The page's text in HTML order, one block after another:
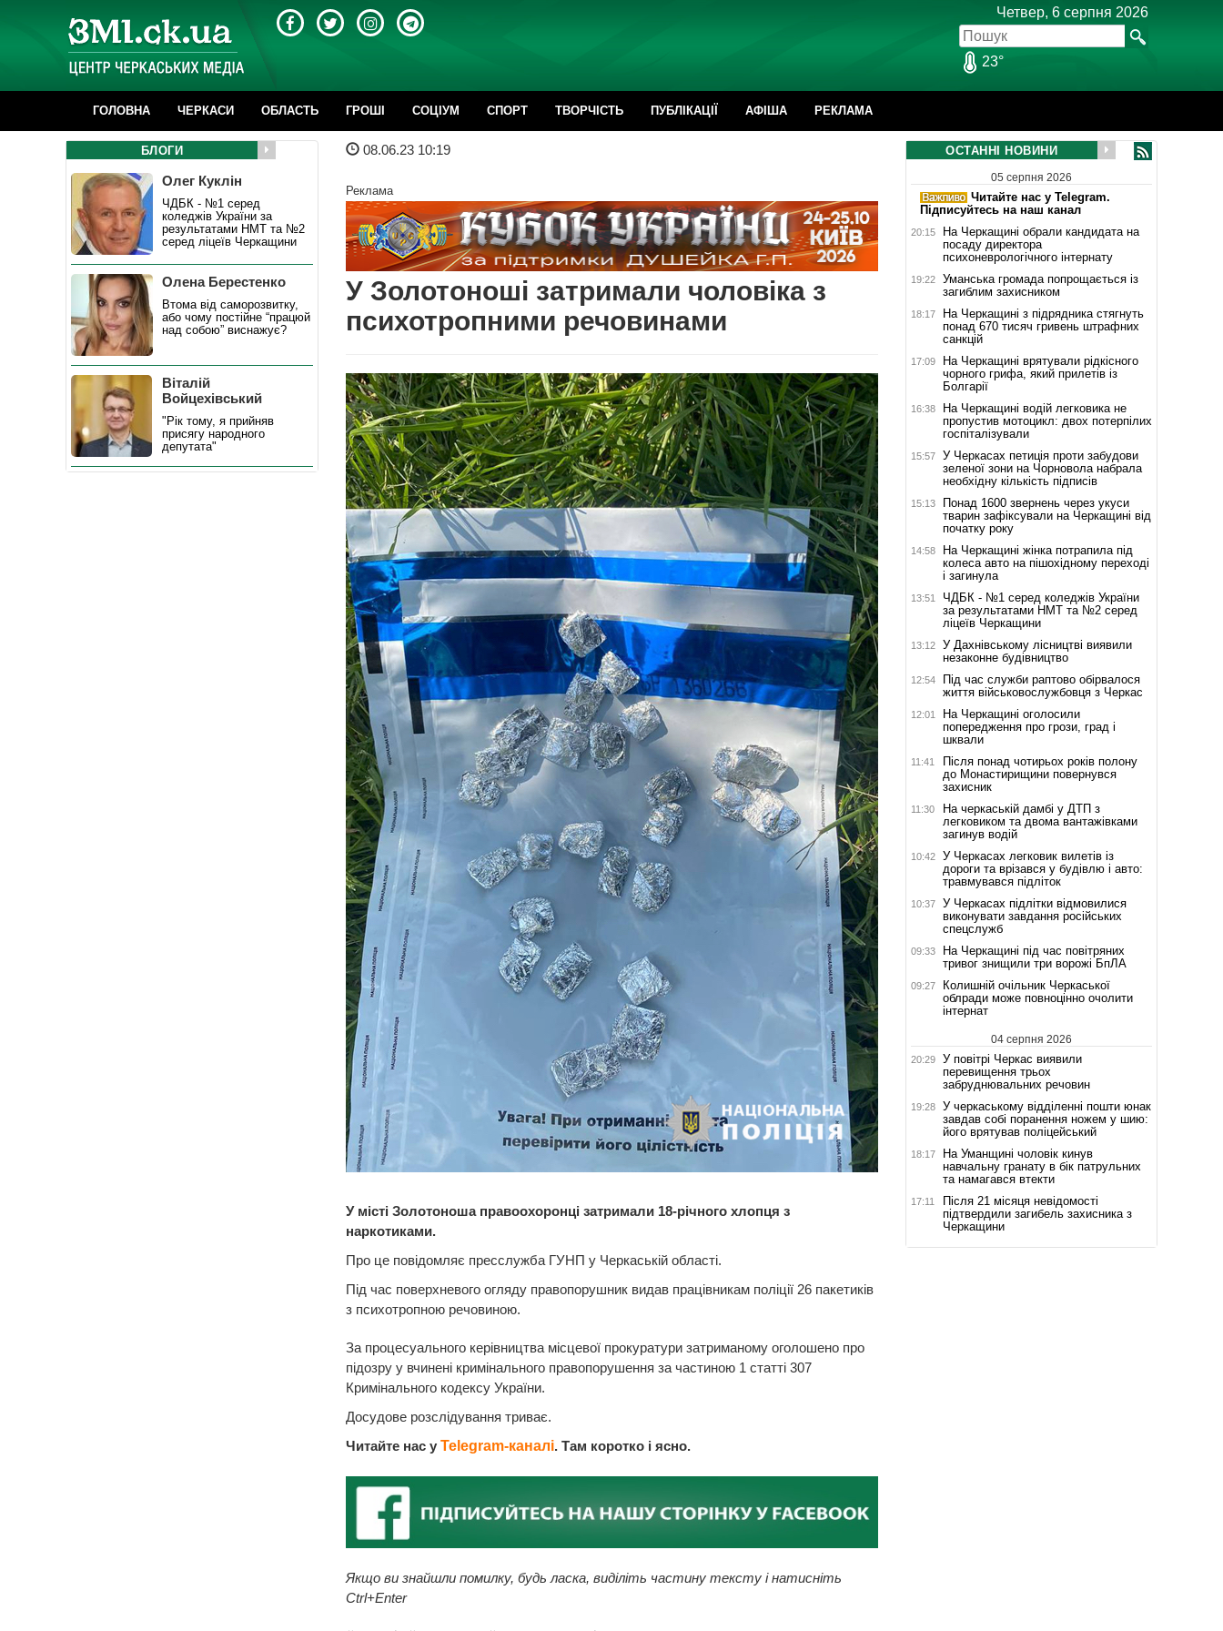
Четвер, 6 серпня 2026
23°
ГОЛОВНА ЧЕРКАСИ ОБЛАСТЬ ГРОШІ CОЦІУМ СПОРТ ТВОРЧІСТЬ ПУБЛІКАЦІЇ АФІША РЕКЛАМА
08.06.23 10:19
Реклама
У Золотоноші затримали чоловіка з
психотропними речовинами
У місті Золотоноша правоохоронці затримали 18-річного хлопця з
наркотиками.
Про це повідомляє пресслужба ГУНП у Черкаській області.
Під час поверхневого огляду правопорушник видав працівникам поліції 26 пакетиків
з психотропною речовиною.
За процесуального керівництва місцевої прокуратури затриманому оголошено про
підозру у вчинені кримінального правопорушення за частиною 1 статті 307
Кримінального кодексу України.
Досудове розслідування триває.
Читайте нас у Telegram-каналі. Там коротко і ясно.
Якщо ви знайшли помилку, будь ласка, виділіть частину тексту і натисніть
Ctrl+Enter
БЛОГИ
Олег Куклін
ЧДБК - №1 серед
коледжів України за
результатами НМТ та №2
серед ліцеїв Черкащини
Олена Берестенко
Втома від саморозвитку,
або чому постійне “працюй
над собою” виснажує?
Віталій
Войцехівський
"Рік тому, я прийняв
присягу народного
депутата"
ОСТАННІ НОВИНИ
05 серпня 2026
Читайте нас у Telegram.
Підписуйтесь на наш канал
20:15
На Черкащині обрали кандидата на
посаду директора
психоневрологічного інтернату
19:22
Уманська громада попрощається із
загиблим захисником
18:17
На Черкащині з підрядника стягнуть
понад 670 тисяч гривень штрафних
санкцій
17:09
На Черкащині врятували рідкісного
чорного грифа, який прилетів із
Болгарії
16:38
На Черкащині водій легковика не
пропустив мотоцикл: двох потерпілих
госпіталізували
15:57
У Черкасах петиція проти забудови
зеленої зони на Чорновола набрала
необхідну кількість підписів
15:13
Понад 1600 звернень через укуси
тварин зафіксували на Черкащині від
початку року
14:58
На Черкащині жінка потрапила під
колеса авто на пішохідному переході
і загинула
13:51
ЧДБК - №1 серед коледжів України
за результатами НМТ та №2 серед
ліцеїв Черкащини
13:12
У Дахнівському лісництві виявили
незаконне будівництво
12:54
Під час служби раптово обірвалося
життя військовослужбовця з Черкас
12:01
На Черкащині оголосили
попередження про грози, град і
шквали
11:41
Після понад чотирьох років полону
до Монастирищини повернувся
захисник
11:30
На черкаській дамбі у ДТП з
легковиком та двома вантажівками
загинув водій
10:42
У Черкасах легковик вилетів із
дороги та врізався у будівлю і авто:
травмувався підліток
10:37
У Черкасах підлітки відмовилися
виконувати завдання російських
спецслужб
09:33
На Черкащині під час повітряних
тривог знищили три ворожі БпЛА
09:27
Колишній очільник Черкаської
облради може повноцінно очолити
інтернат
04 серпня 2026
20:29
У повітрі Черкас виявили
перевищення трьох
забруднювальних речовин
19:28
У черкаському відділенні пошти юнак
завдав собі поранення ножем у шию:
його врятував поліцейський
18:17
На Уманщині чоловік кинув
навчальну гранату в бік патрульних
та намагався втекти
17:11
Після 21 місяця невідомості
підтвердили загибель захисника з
Черкащини